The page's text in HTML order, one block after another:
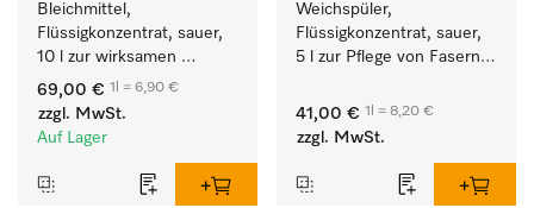
Bleichmittel,
Flüssigkonzentrat, sauer,
10 l zur wirksamen
Entfernung von
hartnäckigen Flecken.
69,00 € 1l = 6,90 €
zzgl. MwSt.
Auf Lager
Weichspüler,
Flüssigkonzentrat, sauer,
5 l zur Pflege von Fasern
Geschmeidigkeit der
Textilien.
41,00 € 1l = 8,20 €
zzgl. MwSt.